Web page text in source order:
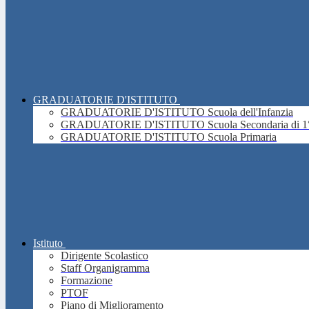
GRADUATORIE D'ISTITUTO
GRADUATORIE D'ISTITUTO Scuola dell'Infanzia
GRADUATORIE D'ISTITUTO Scuola Secondaria di
GRADUATORIE D'ISTITUTO Scuola Primaria
Istituto
Dirigente Scolastico
Staff Organigramma
Formazione
PTOF
Piano di Miglioramento